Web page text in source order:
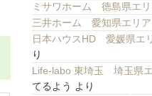
ミサワホーム 徳島県エ
三井ホーム 愛知県エリア
日本ハウスHD 愛媛県エ
り
Life-labo 東埼玉 埼玉県
てるよう より